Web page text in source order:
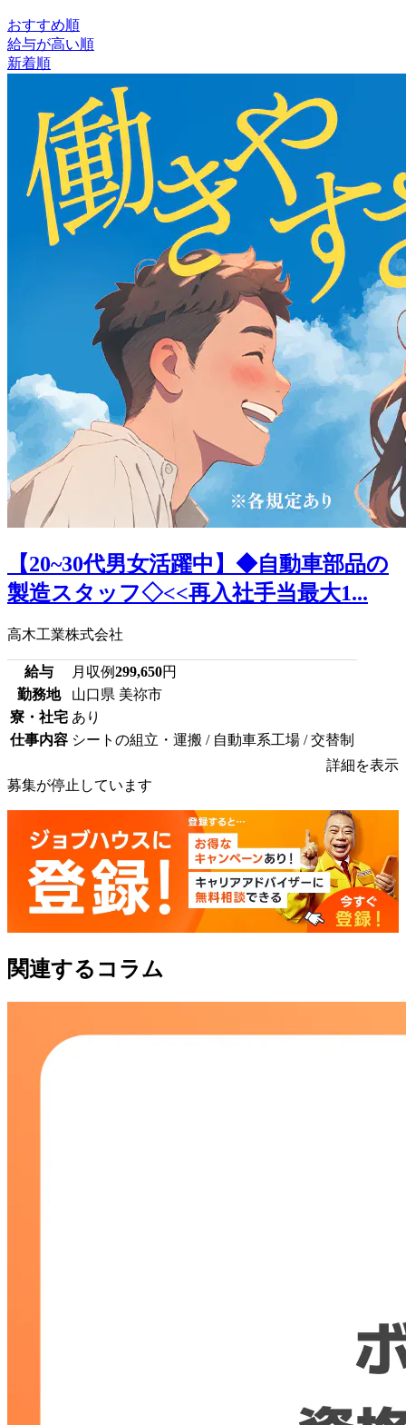
おすすめ順
給与が高い順
新着順
【20~30代男女活躍中】◆自動車部品の
製造スタッフ◇<<再入社手当最大1...
高木工業株式会社
給与 月収例299,650円
勤務地
山口県 美祢市
寮・社宅 あり
仕事内容 シートの組立・運搬 / 自動車系工場 / 交替制
詳細を表示
募集が停止しています
関連するコラム